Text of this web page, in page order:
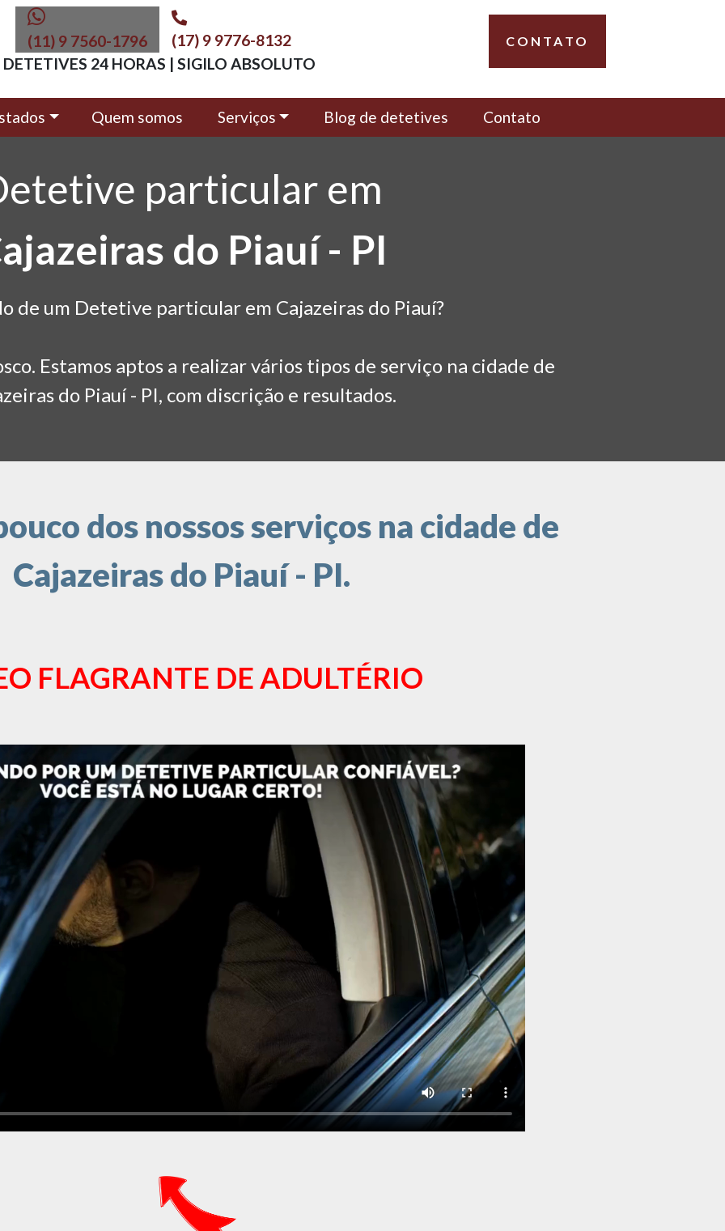
(11) 9 7560-1796
(17) 9 9776-8132
DETETIVES 24 HORAS | SIGILO ABSOLUTO
CONTATO
Quem somos Serviços Blog de detetives Contato
particular em
do Piauí - PI
de um Detetive particular em Cajazeiras do Piauí?
Estamos aptos a realizar vários tipos de serviço na cidade de
do Piauí - PI, com discrição e resultados.
dos nossos serviços na cidade de
Cajazeiras do Piauí - PI.
FLAGRANTE DE ADULTÉRIO